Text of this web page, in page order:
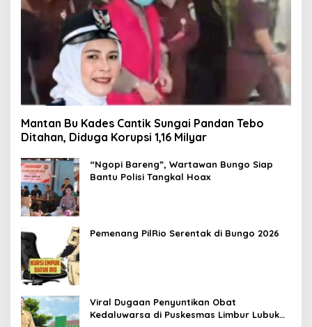
Mantan Bu Kades Cantik Sungai Pandan Tebo
Ditahan, Diduga Korupsi 1,16 Milyar
“Ngopi Bareng”, Wartawan Bungo Siap
Bantu Polisi Tangkal Hoax
Pemenang PilRio Serentak di Bungo 2026
Viral Dugaan Penyuntikan Obat
Kedaluwarsa di Puskesmas Limbur Lubuk